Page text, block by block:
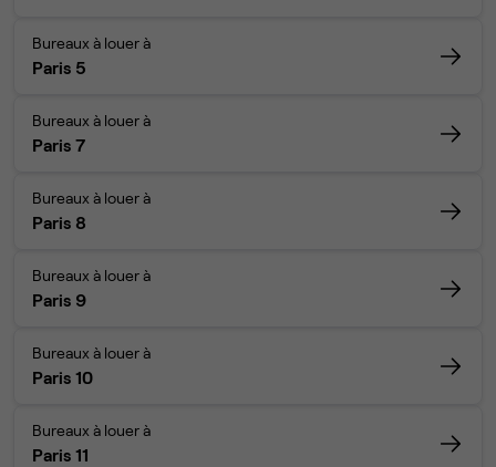
Bureaux à louer à
Paris 5
Bureaux à louer à
Paris 7
Bureaux à louer à
Paris 8
Bureaux à louer à
Paris 9
Bureaux à louer à
Paris 10
Bureaux à louer à
Paris 11